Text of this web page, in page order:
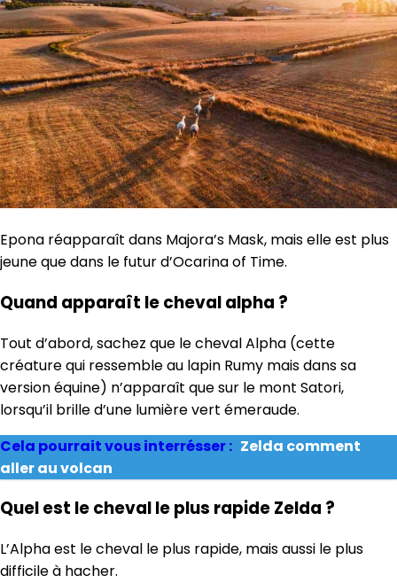
Epona réapparaît dans Majora’s Mask, mais elle est plus
jeune que dans le futur d’Ocarina of Time.
Quand apparaît le cheval alpha ?
Tout d’abord, sachez que le cheval Alpha (cette
créature qui ressemble au lapin Rumy mais dans sa
version équine) n’apparaît que sur le mont Satori,
lorsqu’il brille d’une lumière vert émeraude.
Cela pourrait vous interrésser : Zelda comment
aller au volcan
Quel est le cheval le plus rapide Zelda ?
L’Alpha est le cheval le plus rapide, mais aussi le plus
difficile à hacher.